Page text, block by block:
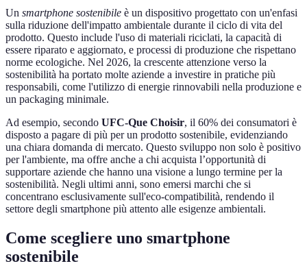
Un smartphone sostenibile è un dispositivo progettato con un'enfasi
sulla riduzione dell'impatto ambientale durante il ciclo di vita del
prodotto. Questo include l'uso di materiali riciclati, la capacità di
essere riparato e aggiornato, e processi di produzione che rispettano
norme ecologiche. Nel 2026, la crescente attenzione verso la
sostenibilità ha portato molte aziende a investire in pratiche più
responsabili, come l'utilizzo di energie rinnovabili nella produzione e
un packaging minimale.
Ad esempio, secondo UFC-Que Choisir, il 60% dei consumatori è
disposto a pagare di più per un prodotto sostenibile, evidenziando
una chiara domanda di mercato. Questo sviluppo non solo è positivo
per l'ambiente, ma offre anche a chi acquista l’opportunità di
supportare aziende che hanno una visione a lungo termine per la
sostenibilità. Negli ultimi anni, sono emersi marchi che si
concentrano esclusivamente sull'eco-compatibilità, rendendo il
settore degli smartphone più attento alle esigenze ambientali.
Come scegliere uno smartphone
sostenibile